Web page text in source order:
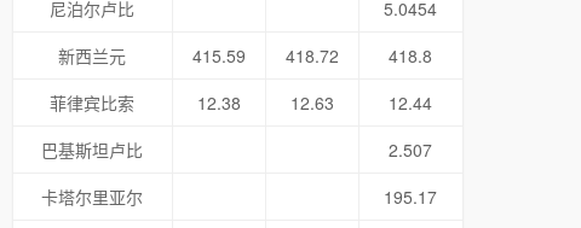
尼泊尔卢比
5.0454
新西兰元
415.59 418.72
418.8
菲律宾比索
12.38 12.63
12.44
巴基斯坦卢比
2.507
卡塔尔里亚尔
195.17